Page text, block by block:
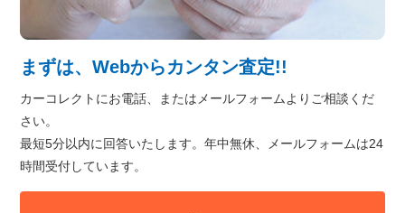
まずは、Webからカンタン査定!!
カーコレクトにお電話、またはメールフォームよりご相談くだ
さい。
最短5分以内に回答いたします。年中無休、メールフォームは24
時間受付しています。